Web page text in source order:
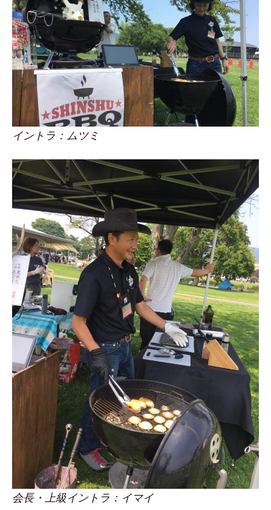
イントラ：ムツミ
会長・上級イントラ：イマイ